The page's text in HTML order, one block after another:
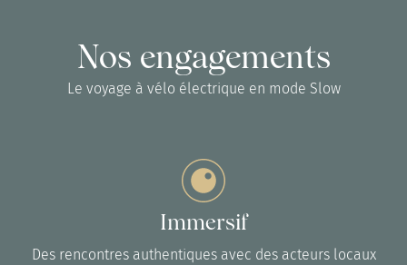
Nos engagements
Le voyage à vélo électrique en mode Slow
Immersif
Des rencontres authentiques avec des acteurs locaux